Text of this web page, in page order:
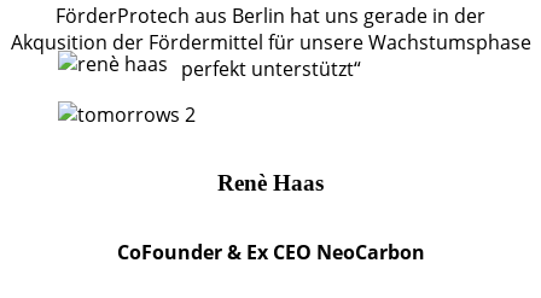
FörderProtech aus Berlin hat uns gerade in der
Akqusition der Fördermittel für unsere Wachstumsphase
perfekt unterstützt“
Renè Haas
CoFounder & Ex CEO NeoCarbon